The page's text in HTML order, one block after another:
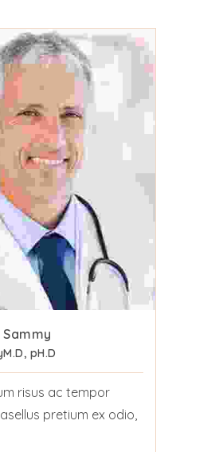
M.D, pH.D
risus ac tempor
pretium ex odio,